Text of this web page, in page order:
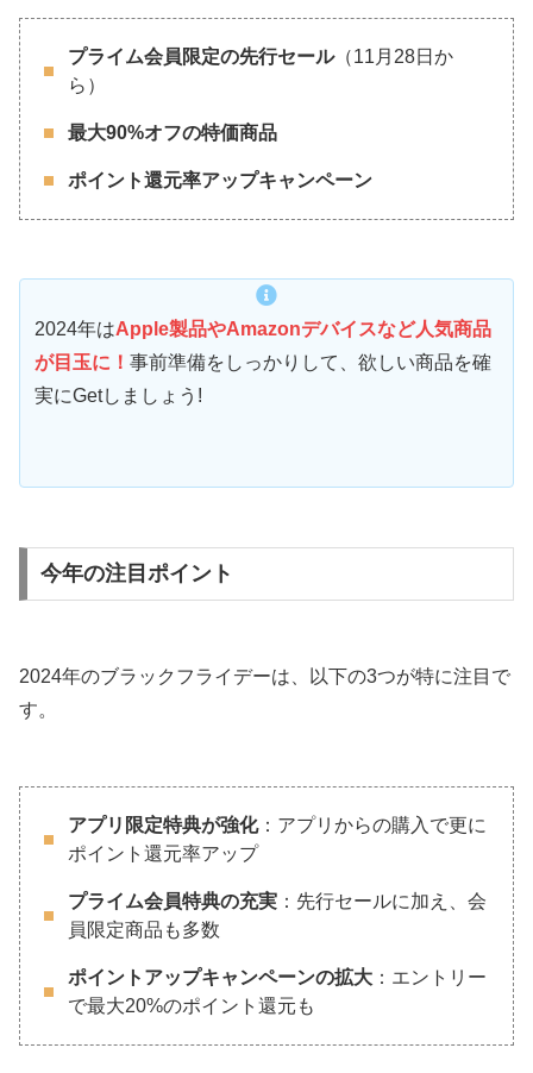
プライム会員限定の先行セール（11月28日か
ら）
最大90%オフの特価商品
ポイント還元率アップキャンペーン
2024年はApple製品やAmazonデバイスなど人気商品
が目玉に！ 事前準備をしっかりして、欲しい商品を確
実にGetしましょう!
今年の注目ポイント
2024年のブラックフライデーは、以下の3つが特に注目で
す。
アプリ限定特典が強化：アプリからの購入で更に
ポイント還元率アップ
プライム会員特典の充実 ：先行セールに加え、会
員限定商品も多数
ポイントアップキャンペーンの拡大 ：エントリー
で最大20%のポイント還元も